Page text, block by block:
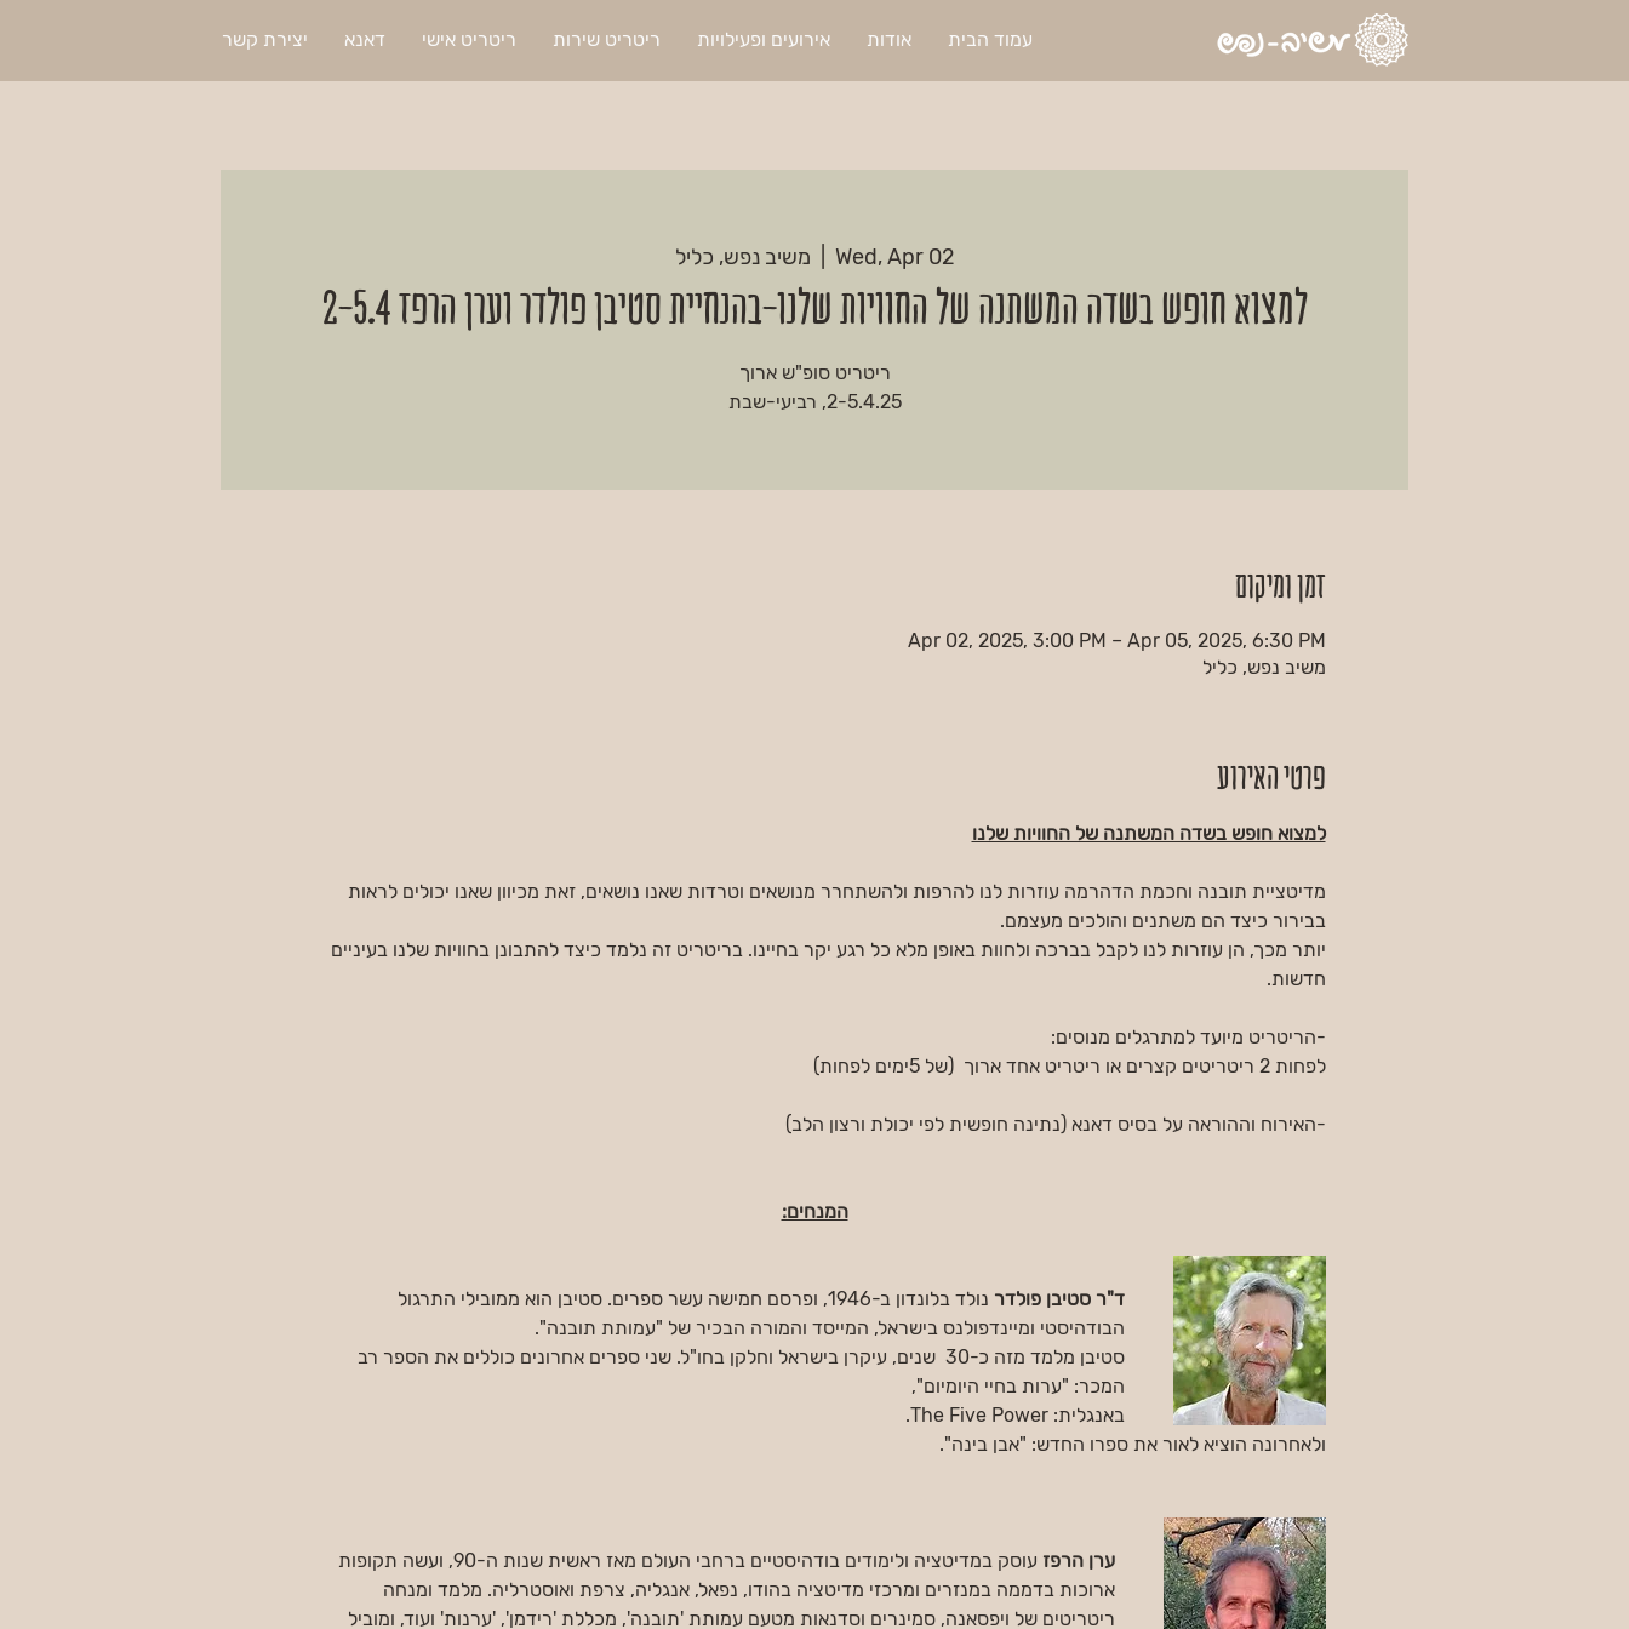
עמוד הבית אודות אירועים ופעילויות ריטריט שירות ריטריט אישי דאנא יצירת קשר
Wed, Apr 02 משיב נפש, כליל
למצוא חופש בשדה המשתנה של החוויות שלנו-בהנחיית סטיבן פולדר וערן הרפז 2-5.4
2-5.4.25, רביעי-שבת
זמן ומיקום
Apr 02, 2025, 3:00 PM – Apr 05, 2025, 6:30 PM
משיב נפש, כליל
פרטי האירוע
למצוא חופש בשדה המשתנה של החוויות שלנו
מדיטציית תובנה וחכמת הדהרמה עוזרות לנו להרפות ולהשתחרר מנושאים וטרדות שאנו נושאים, זאת מכיוון שאנו יכולים לראות
בבירור כיצד הם משתנים והולכים מעצמם.
יותר מכך, הן עוזרות לנו לקבל בברכה ולחוות באופן מלא כל רגע יקר בחיינו. בריטריט זה נלמד כיצד להתבונן בחוויות שלנו בעיניים
חדשות.
-הריטריט מיועד למתרגלים מנוסים:
לפחות 2 ריטריטים קצרים או ריטריט אחד ארוך  (של 5ימים לפחות)
-האירוח וההוראה על בסיס דאנא (נתינה חופשית לפי יכולת ורצון הלב)
המנחים:
ד"ר סטיבן פולדר
נולד בלונדון ב-1946, ופרסם חמישה עשר ספרים. סטיבן הוא ממובילי התרגול
הבודהיסטי ומיינדפולנס בישראל, המייסד והמורה הבכיר של "עמותת תובנה".
סטיבן מלמד מזה כ-30  שנים, עיקרן בישראל וחלקן בחו"ל. שני ספרים אחרונים כוללים את הספר רב
המכר: "ערות בחיי היומיום",
באנגלית: The Five Power.
ולאחרונה הוציא לאור את ספרו החדש: "אבן בינה".
ערן הרפז
עוסק במדיטציה ולימודים בודהיסטיים ברחבי העולם מאז ראשית שנות ה-90, ועשה תקופות
ארוכות בדממה במנזרים ומרכזי מדיטציה בהודו, נפאל, אנגליה, צרפת ואוסטרליה. מלמד ומנחה
ריטריטים של ויפסאנה, סמינרים וסדנאות מטעם עמותת 'תובנה', מכללת 'רידמן', 'ערנות' ועוד, ומוביל